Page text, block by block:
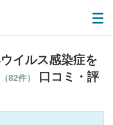
イルス感染症を
（82件）
口コミ・評